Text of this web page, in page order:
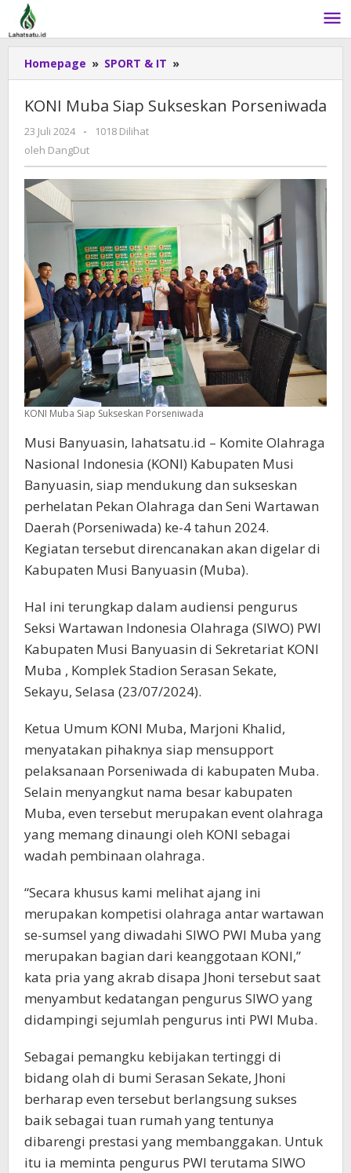
Lewati
konten
Homepage » SPORT & IT »
Muba
Siap
Sukseskan
KONI Muba Siap Sukseskan Porseniwada
23 Juli 2024
oleh
DangDut
-
1018 Dilihat
oleh DangDut
KONI Muba Siap Sukseskan Porseniwada
Musi Banyuasin, lahatsatu.id – Komite Olahraga
Nasional Indonesia (KONI) Kabupaten Musi
Banyuasin, siap mendukung dan sukseskan
perhelatan Pekan Olahraga dan Seni Wartawan
Daerah (Porseniwada) ke-4 tahun 2024.
Kegiatan tersebut direncanakan akan digelar di
Kabupaten Musi Banyuasin (Muba).
Hal ini terungkap dalam audiensi pengurus
Seksi Wartawan Indonesia Olahraga (SIWO) PWI
Kabupaten Musi Banyuasin di Sekretariat KONI
Muba , Komplek Stadion Serasan Sekate,
Sekayu, Selasa (23/07/2024).
Ketua Umum KONI Muba, Marjoni Khalid,
menyatakan pihaknya siap mensupport
pelaksanaan Porseniwada di kabupaten Muba.
Selain menyangkut nama besar kabupaten
Muba, even tersebut merupakan event olahraga
yang memang dinaungi oleh KONI sebagai
wadah pembinaan olahraga.
“Secara khusus kami melihat ajang ini
merupakan kompetisi olahraga antar wartawan
se-sumsel yang diwadahi SIWO PWI Muba yang
merupakan bagian dari keanggotaan KONI,”
kata pria yang akrab disapa Jhoni tersebut saat
menyambut kedatangan pengurus SIWO yang
didampingi sejumlah pengurus inti PWI Muba.
Sebagai pemangku kebijakan tertinggi di
bidang olah di bumi Serasan Sekate, Jhoni
berharap even tersebut berlangsung sukses
baik sebagai tuan rumah yang tentunya
dibarengi prestasi yang membanggakan. Untuk
itu ia meminta pengurus PWI terutama SIWO